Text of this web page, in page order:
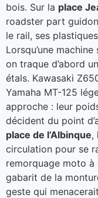
bois. Sur la place
roadster part
le rail, ses
Lorsqu’une machine
on traque d’abord
étals. Kawasaki
Yamaha MT-125
approche : leur
décident du point
place de l’Albinque,
circulation pour se
remorquage moto à
gabarit de la
geste qui